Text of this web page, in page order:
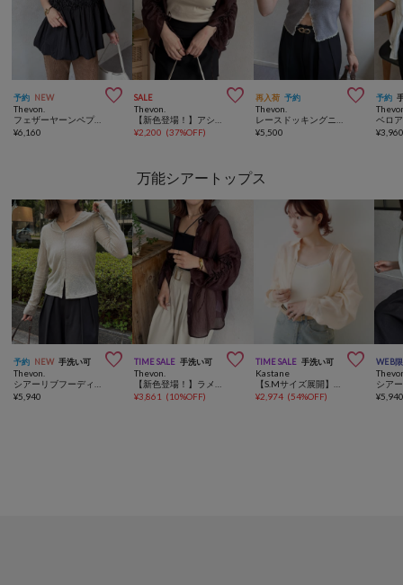
予約 NEW 
Thevon.
¥6,160
SALE 
Thevon.
¥2,200 (37%OFF)
再入荷 予約 
Thevon.
¥5,500
予約
¥
万能シアートップス
予約 NEW 手洗い可 
Thevon.
¥5,940
TIME SALE 手洗い可 
Thevon.
¥3,861 (10%OFF)
TIME SALE 手洗い可 
Kastane
¥2,974 (54%OFF)
WEB
¥